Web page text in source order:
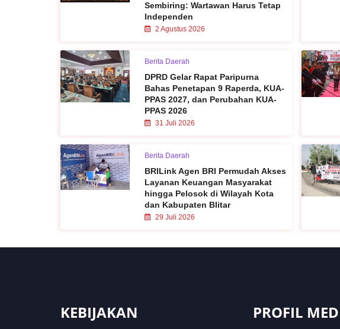
Sembiring: Wartawan Harus Tetap
Independen
2 Agustus 2026
Berita Daerah
DPRD Gelar Rapat Paripurna
Bahas Penetapan 9 Raperda, KUA-
PPAS 2027, dan Perubahan KUA-
PPAS 2026
31 Juli 2026
Berita Daerah
BRILink Agen BRI Permudah Akses
Layanan Keuangan Masyarakat
hingga Pelosok di Wilayah Kota
dan Kabupaten Blitar
29 Juli 2026
KEBIJAKAN PROFIL